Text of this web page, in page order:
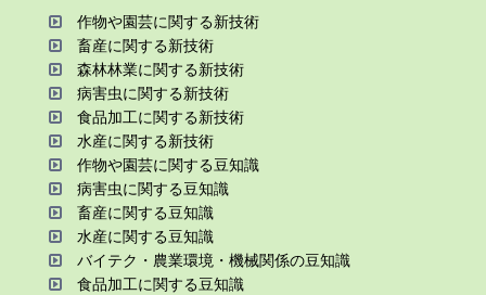
作物や園芸に関する新技術
畜産に関する新技術
森林林業に関する新技術
病害⾍に関する新技術
⾷品加⼯に関する新技術
⽔産に関する新技術
作物や園芸に関する⾖知識
病害⾍に関する⾖知識
畜産に関する⾖知識
⽔産に関する⾖知識
バイテク・農業環境・機械関係の⾖知識
⾷品加⼯に関する⾖知識